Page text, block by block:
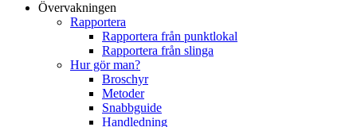
Övervakningen
Rapportera
Rapportera från punktlokal
Rapportera från slinga
Hur gör man?
Broschyr
Metoder
Snabbguide
Handledning